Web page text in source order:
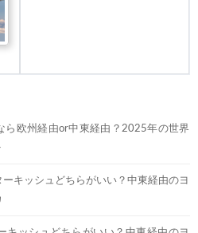
ら欧州経由or中東経由？2025年の世界
キッシュどちらがいい？中東経由のヨ